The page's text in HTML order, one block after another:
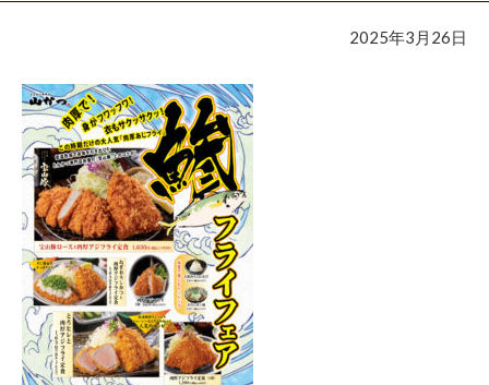
2025年3月26日